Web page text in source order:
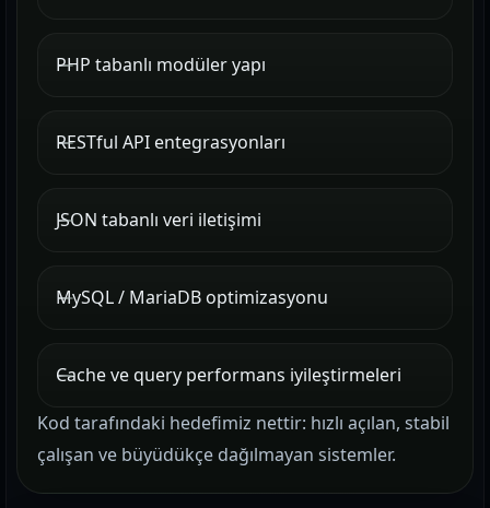
PHP tabanlı modüler yapı
RESTful API entegrasyonları
JSON tabanlı veri iletişimi
MySQL / MariaDB optimizasyonu
Cache ve query performans iyileştirmeleri
Kod tarafındaki hedefimiz nettir: hızlı açılan, stabil
çalışan ve büyüdükçe dağılmayan sistemler.